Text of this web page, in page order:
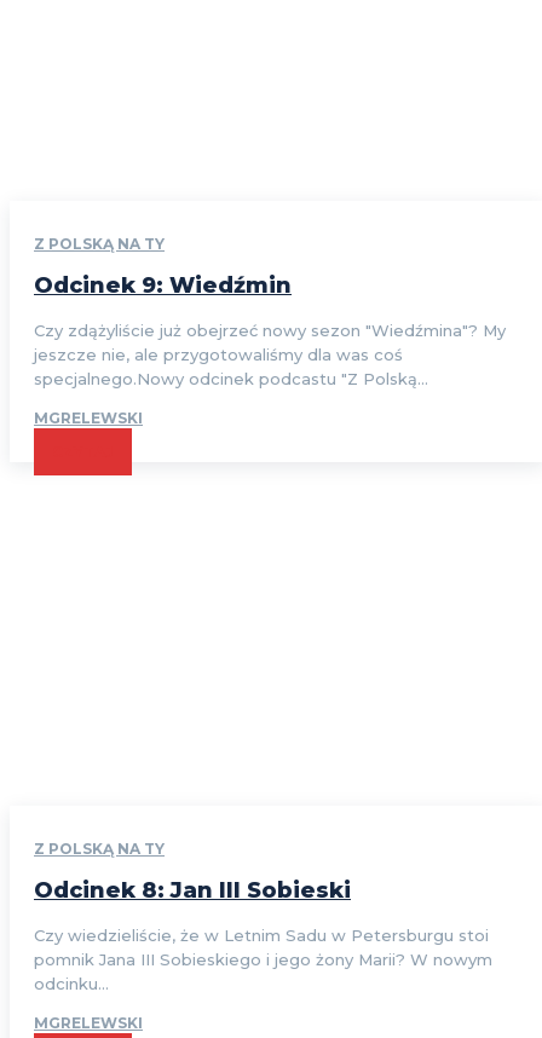
Z POLSKĄ NA TY
Odcinek 9: Wiedźmin
Czy zdążyliście już obejrzeć nowy sezon "Wiedźmina"? My
jeszcze nie, ale przygotowaliśmy dla was coś
specjalnego.Nowy odcinek podcastu "Z Polską...
MGRELEWSKI
Z POLSKĄ NA TY
Odcinek 8: Jan III Sobieski
Czy wiedzieliście, że w Letnim Sadu w Petersburgu stoi
pomnik Jana III Sobieskiego i jego żony Marii? W nowym
odcinku...
MGRELEWSKI